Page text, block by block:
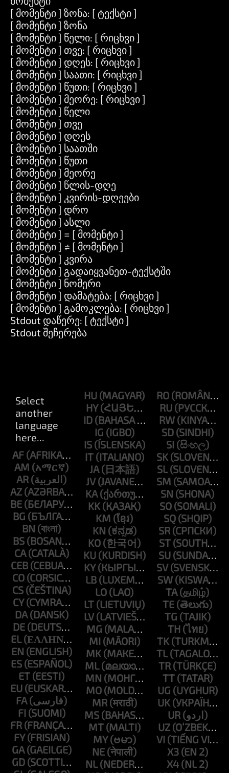
[ მომენტი ] ზონა: [ ტექსტი ]
[ მომენტი ] ზონა
[ მომენტი ] წელი: [ რიცხვი ]
[ მომენტი ] თვე: [ რიცხვი ]
[ მომენტი ] დღეს: [ რიცხვი ]
[ მომენტი ] საათი: [ რიცხვი ]
[ მომენტი ] წუთი: [ რიცხვი ]
[ მომენტი ] მეორე: [ რიცხვი ]
[ მომენტი ] წელი
[ მომენტი ] თვე
[ მომენტი ] დღეს
[ მომენტი ] საათში
[ მომენტი ] წუთი
[ მომენტი ] მეორე
[ მომენტი ] წლის-დღე
[ მომენტი ] კვირის-დღეები
[ მომენტი ] დრო
[ მომენტი ] ასლი
[ მომენტი ] = [ მომენტი ]
[ მომენტი ] ≠ [ მომენტი ]
[ მომენტი ] კვირა
[ მომენტი ] გადაიყვანეთ-ტექსტში
[ მომენტი ] ნომერი
[ მომენტი ] დამატება: [ რიცხვი ]
[ მომენტი ] გამოკლება: [ რიცხვი ]
Stdout დაწერე: [ ტექსტი ]
Stdout შეჩერება
AF
AM
AR
AZ
BE
BG
BN
BS
CA
CEB
CO
CS
CY
DA
DE
EL
EN
ES
ET
EU
FA
FI
FR
FY
GA
GD
HU
HY
ID
IG
IS
IT
JA
JV
KA
KK
KM
KN
KO
KU
KY
LB
LO
LT
LV
MG
MI
MK
ML
MN
MO
MR
MS
MT
MY
NE
NL
RO
RU
RW
SD
SI
SK
SL
SM
SN
SO
SQ
SR
ST
SU
SV
SW
TA
TE
TG
TH
TK
TL
TR
TT
UG
UK
UR
UZ
VI
X3
X4